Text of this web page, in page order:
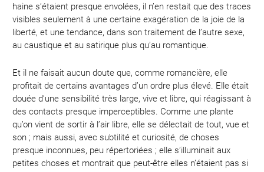
haine s’étaient presque envolées, il n’en restait que des traces
visibles seulement à une certaine exagération de la joie de la
liberté, et une tendance, dans son traitement de l’autre sexe,
au caustique et au satirique plus qu’au romantique.
Et il ne faisait aucun doute que, comme romancière, elle
profitait de certains avantages d’un ordre plus élevé. Elle était
douée d’une sensibilité très large, vive et libre, qui réagissant à
des contacts presque imperceptibles. Comme une plante
qu’on vient de sortir à l’air libre, elle se délectait de tout, vue et
son ; mais aussi, avec subtilité et curiosité, de choses
presque inconnues, peu répertoriées ; elle s’illuminait aux
petites choses et montrait que peut-être elles n’étaient pas si